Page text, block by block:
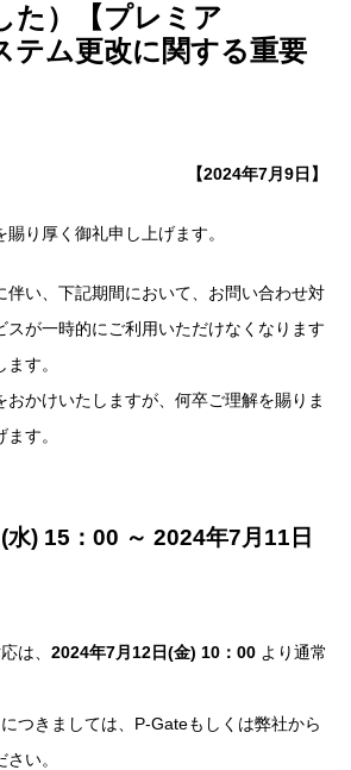
た）【プレミア
テム更改に関する重要
【2024年7月9日】
り厚く御礼申し上げます。
伴い、下記期間において、お問い合わせ対
スが一時的にご利用いただけなくなります
す。
おかけいたしますが、何卒ご理解を賜りま
す。
) 15：00 ～ 2024年7月11日
は、 2024年7月12日(金) 10：00 より通常
きましては、P-Gateもしくは弊社から
い。